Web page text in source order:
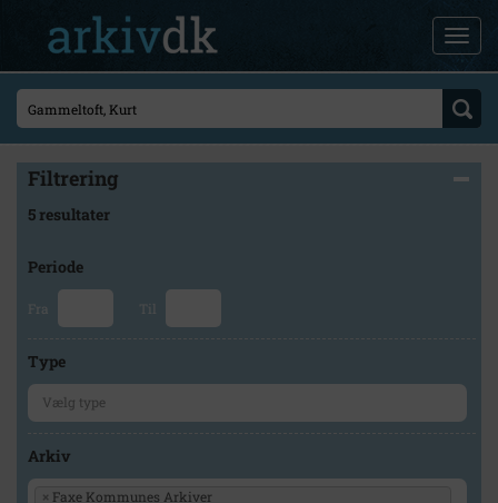
Filtrering
5 resultater
Periode
Fra Til
Type
Arkiv
× Faxe Kommunes Arkiver